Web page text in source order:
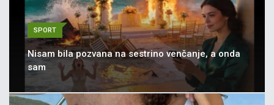
SPORT
Nisam bila pozvana na sestrino venčanje, a onda
sam